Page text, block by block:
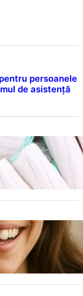
persoanele
de asistență
profundă
toxice
inima:
beneficiile